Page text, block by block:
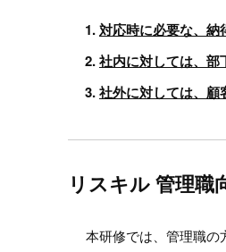
対応時に必要な、納
社内に対しては、部
社外に対しては、顧
リスキル 管理職
本研修では、管理職の